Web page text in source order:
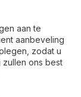
aan te
aanbeveling
zodat u
ons best